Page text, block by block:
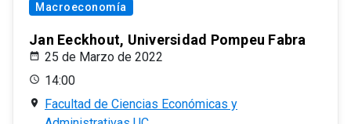
Macroeconomía
Jan Eeckhout, Universidad Pompeu Fabra
25 de Marzo de 2022
14:00
Facultad de Ciencias Económicas y